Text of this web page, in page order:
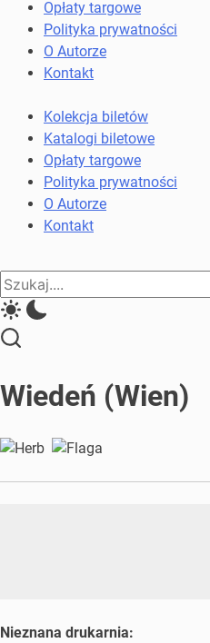
komunikacji
miejskiej
kolejowych
Opłaty targowe
Polityka prywatności
O Autorze
Kontakt
Kolekcja biletów
Katalogi biletowe
Opłaty targowe
Polityka prywatności
O Autorze
Kontakt
Close
Search
Wiedeń (Wien)
Nieznana drukarnia: